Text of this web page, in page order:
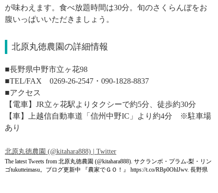
が味わえます。食べ放題時間は30分。旬のさくらんぼをお
腹いっぱいいただきましょう。
北原丸徳農園の詳細情報
■長野県中野市立ヶ花98
■TEL/FAX 0269-26-2547・090-1828-8837
■アクセス
【電車】JR立ヶ花駅よりタクシーで約5分、徒歩約30分
【車】上越信自動車道「信州中野IC」より約4分 ※駐車場
あり
北原丸徳農園 (@kitahara888) | Twitter
The latest Tweets from 北原丸徳農園 (@kitahara888). サクランボ・プラム-梨・リン
ゴtukutteimasu。ブログ更新中 『農家でＧＯ！』 https://t.co/RBp0OhlJwv. 長野県